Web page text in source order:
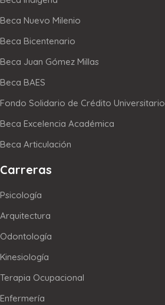
Beca Nuevo Milenio
Beca Bicentenario
Beca Juan Gómez Millas
Beca BAES
Fondo Solidario de Crédito Universitario
Beca Excelencia Académica
Beca Articulación
Carreras
Psicología
Arquitectura
Odontología
Kinesiología
Terapia Ocupacional
Enfermería